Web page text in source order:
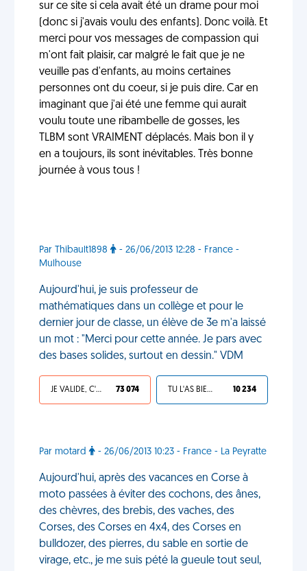
sur ce site si cela avait été un drame pour moi
(donc si j'avais voulu des enfants). Donc voilà. Et
merci pour vos messages de compassion qui
m'ont fait plaisir, car malgré le fait que je ne
veuille pas d'enfants, au moins certaines
personnes ont du coeur, si je puis dire. Car en
imaginant que j'ai été une femme qui aurait
voulu toute une ribambelle de gosses, les
TLBM sont VRAIMENT déplacés. Mais bon il y
en a toujours, ils sont inévitables. Très bonne
journée à vous tous !
Par Thibault1898
- 26/06/2013 12:28 - France -
Mulhouse
Aujourd'hui, je suis professeur de
mathématiques dans un collège et pour le
dernier jour de classe, un élève de 3e m'a laissé
un mot : "Merci pour cette année. Je pars avec
des bases solides, surtout en dessin." VDM
JE VALIDE, C'EST UNE VDM 73 074 TU L'AS BIEN MÉRITÉ 10 234
Par motard - 26/06/2013 10:23 - France - La Peyratte
Aujourd'hui, après des vacances en Corse à
moto passées à éviter des cochons, des ânes,
des chèvres, des brebis, des vaches, des
Corses, des Corses en 4x4, des Corses en
bulldozer, des pierres, du sable en sortie de
virage, etc., je me suis pété la gueule tout seul,